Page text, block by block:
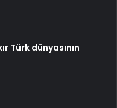
Türk dünyasının